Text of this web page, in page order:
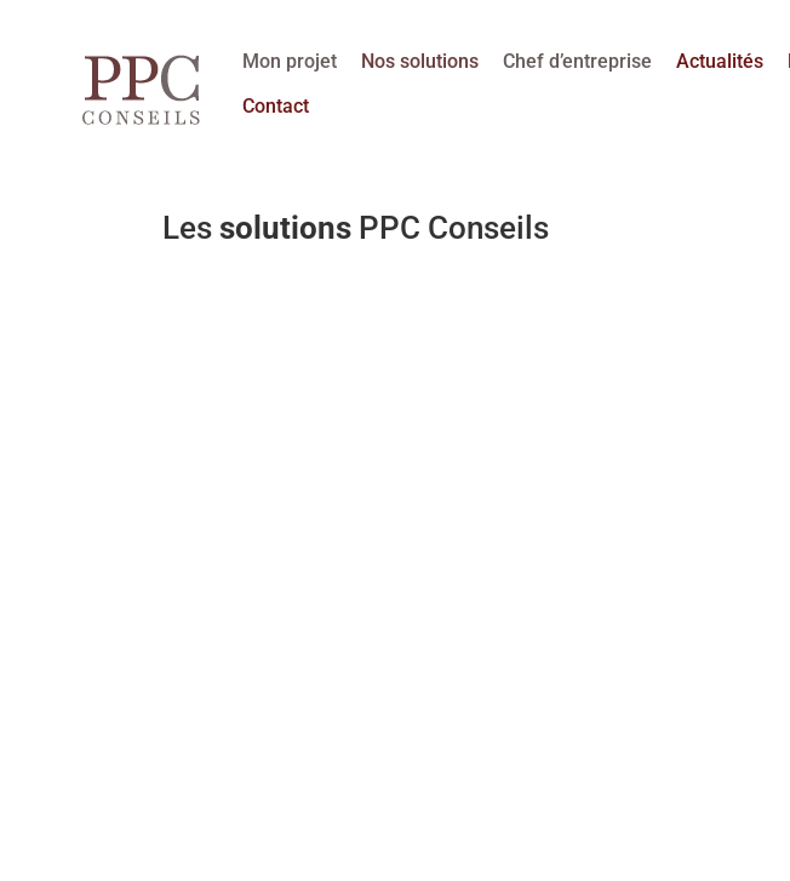
Mon projet Nos solutions Chef d’entreprise Actualités
Contact
Lessolutions PPC Conseils